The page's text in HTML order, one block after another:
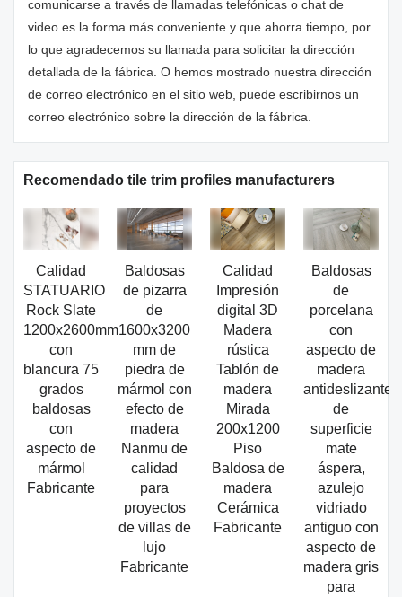
comunicarse a través de llamadas telefónicas o chat de
video es la forma más conveniente y que ahorra tiempo, por
lo que agradecemos su llamada para solicitar la dirección
detallada de la fábrica. O hemos mostrado nuestra dirección
de correo electrónico en el sitio web, puede escribirnos un
correo electrónico sobre la dirección de la fábrica.
Recomendado tile trim profiles manufacturers
Calidad
STATUARIO
Rock Slate
1200x2600mm
con
blancura 75
grados
baldosas
con
aspecto de
mármol
Fabricante
Baldosas
de pizarra
de
1600x3200
mm de
piedra de
mármol con
efecto de
madera
Nanmu de
calidad
para
proyectos
de villas de
lujo
Fabricante
Calidad
Impresión
digital 3D
Madera
rústica
Tablón de
madera
Mirada
200x1200
Piso
Baldosa de
madera
Cerámica
Fabricante
Baldosas
de
porcelana
con
aspecto de
madera
antideslizante
de
superficie
mate
áspera,
azulejo
vidriado
antiguo con
aspecto de
madera gris
para